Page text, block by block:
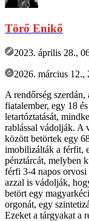
Törő Enikő
2023. április 28.,
2026. március 12.,
A rendőrség
fiatalember, egy 18
letartóztatását,
rablással vádolják. A
között betörtek egy
imobilizálták a férfit,
pénztárcát, melyben
férfi 3-4 napos
azzal is vádolják,
betört egy
orgonát, egy
Ezeket a tárgyakat a